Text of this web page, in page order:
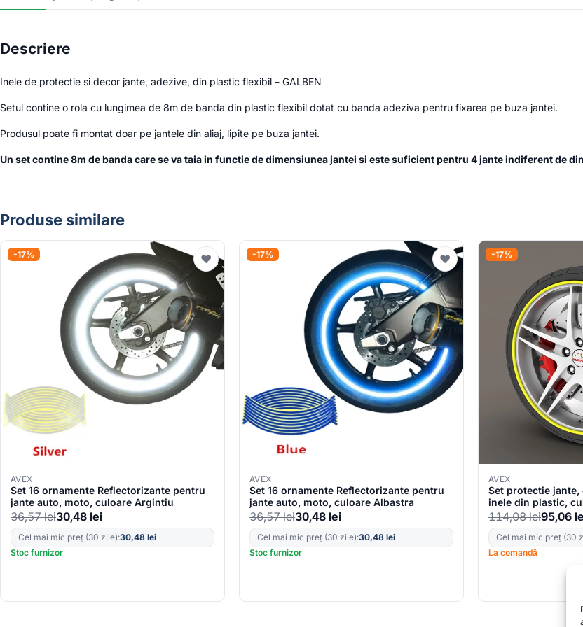
Descriere
Inele de protectie si decor jante, adezive, din plastic flexibil – GALBEN
Setul contine o rola cu lungimea de 8m de banda din plastic flexibil dotat cu banda adeziva pentru fixarea pe buza jantei.
Produsul poate fi montat doar pe jantele din aliaj, lipite pe buza jantei.
Un set contine 8m de banda care se va taia in functie de dimensiunea jantei si este suficient pentru 4 jante indiferent de
Produse similare
-17% ♥
AVEX
Set 16 ornamente Reflectorizante pentru
jante auto, moto, culoare Argintiu
36,57lei30,48 lei
Cel mai mic preț (30 zile):30,48 lei
Stoc furnizor
-17% ♥
AVEX
Set 16 ornamente Reflectorizante pentru
jante auto, moto, culoare Albastra
36,57lei30,48 lei
Cel mai mic preț (30 zile):30,48 lei
Stoc furnizor
-17%
AVEX
Set protectie
inele din plastic,
114,08lei95,06
Cel mai mic preț (30
La comandă